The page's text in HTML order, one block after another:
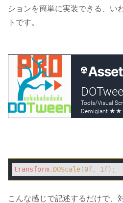
ションを簡単に実装できる、い
トです。
transform.DOScale(0f, 1f);
こんな感じで記述するだけで、